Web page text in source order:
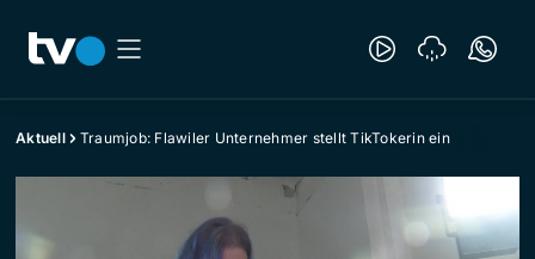
Aktuell Traumjob: Flawiler Unternehmer stellt TikTokerin ein